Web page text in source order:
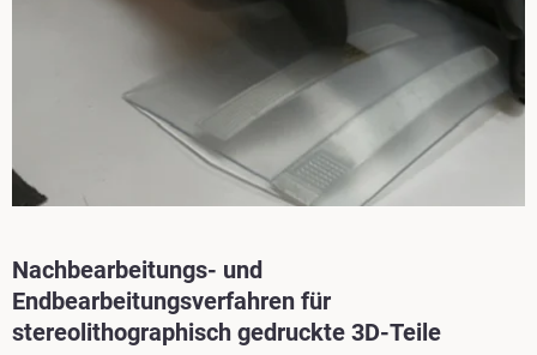
Nachbearbeitungs- und
Endbearbeitungsverfahren für
stereolithographisch gedruckte 3D-Teile